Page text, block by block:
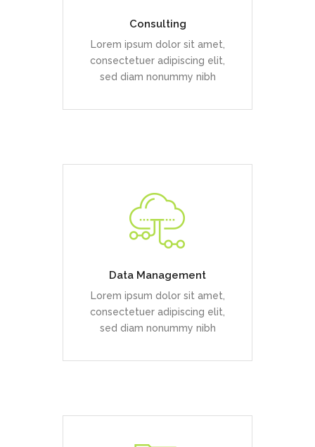
Consulting
Lorem ipsum dolor sit amet,
consectetuer adipiscing elit,
sed diam nonummy nibh
READ MORE
Data Management
Lorem ipsum dolor sit amet,
consectetuer adipiscing elit,
sed diam nonummy nibh
Duis dolor est, tincidunt vel
enim sit amet, venenatis
euismod neque
READ MORE